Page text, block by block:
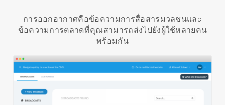
การออกอากาศคือข้อความการสื่อสารมวลชนและ
ข้อความการตลาดที่คุณสามารถส่งไปยังผู้ใช้หลายคน
พร้อมกัน